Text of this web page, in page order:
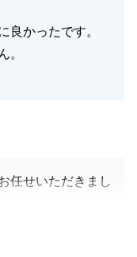
良かったです。
。
任せいただきまし
始スムーズにお取